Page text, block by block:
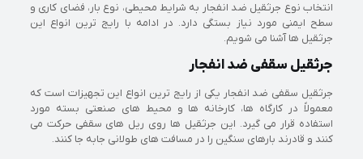
انتخاب نوع جرثقیل ضد انفجار به شرایط محیطی، نوع بار، فضای کاری و
سطح ایمنی مورد نیاز بستگی دارد. در ادامه با رایج ترین انواع این
جرثقیل ها آشنا می شویم.
جرثقیل سقفی ضد انفجار
جرثقیل سقفی ضد انفجار یکی از رایج ترین انواع این تجهیزات است که
معمولاً در کارگاه ها، کارخانه ها و محیط های صنعتی بسته مورد
استفاده قرار می گیرد. این جرثقیل ها روی ریل های سقفی حرکت می
کنند و قادرند بارهای سنگین را در مسافت های طولانی جابه جا کنند.